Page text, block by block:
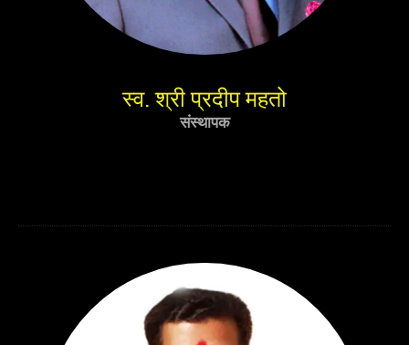
स्व. श्री प्रदीप महतो
संस्थापक